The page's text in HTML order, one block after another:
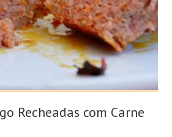
Recheadas com Carne